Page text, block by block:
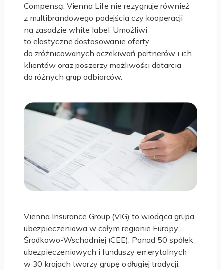
Compensą. Vienna Life nie rezygnuje również
z multibrandowego podejścia czy kooperacji
na zasadzie white label. Umożliwi
to elastyczne dostosowanie oferty
do zróżnicowanych oczekiwań partnerów i ich
klientów oraz poszerzy możliwości dotarcia
do różnych grup odbiorców.
Vienna Insurance Group (VIG) to wiodąca grupa
ubezpieczeniowa w całym regionie Europy
Środkowo-Wschodniej (CEE). Ponad 50 spółek
ubezpieczeniowych i funduszy emerytalnych
w 30 krajach tworzy grupę o długiej tradycji,